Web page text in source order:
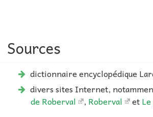
Sources
dictionnaire encyclopédique
divers sites Internet,
de Roberval
, Roberval et